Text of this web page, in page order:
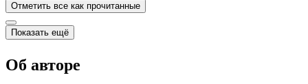
Отметить все как прочитанные
Показать ещё
Об авторе